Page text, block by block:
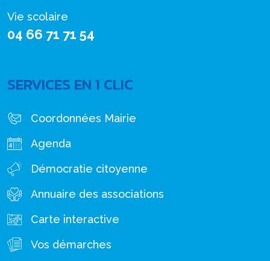
Vie scolaire
04 66 71 71 54
SERVICES EN 1 CLIC
Coordonnées Mairie
Agenda
Démocratie citoyenne
Annuaire des associations
Carte interactive
Vos démarches